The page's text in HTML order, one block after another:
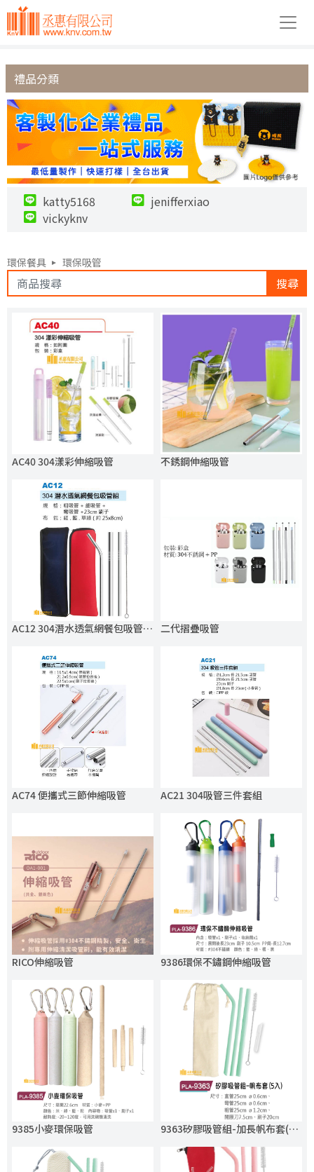
禮品分類
katty5168
jenifferxiao
vickyknv
環保餐具 環保吸管
搜尋
AC40 304漾彩伸縮吸管 不銹鋼伸縮吸管
AC12 304潛水透氣網餐包吸管4入組 二代摺疊吸管
AC74 便攜式三節伸縮吸管 AC21 304吸管三件套組
RICO伸縮吸管 9386環保不鏽鋼伸縮吸管
9385小麥環保吸管 9363矽膠吸管組-加長帆布套(5入)